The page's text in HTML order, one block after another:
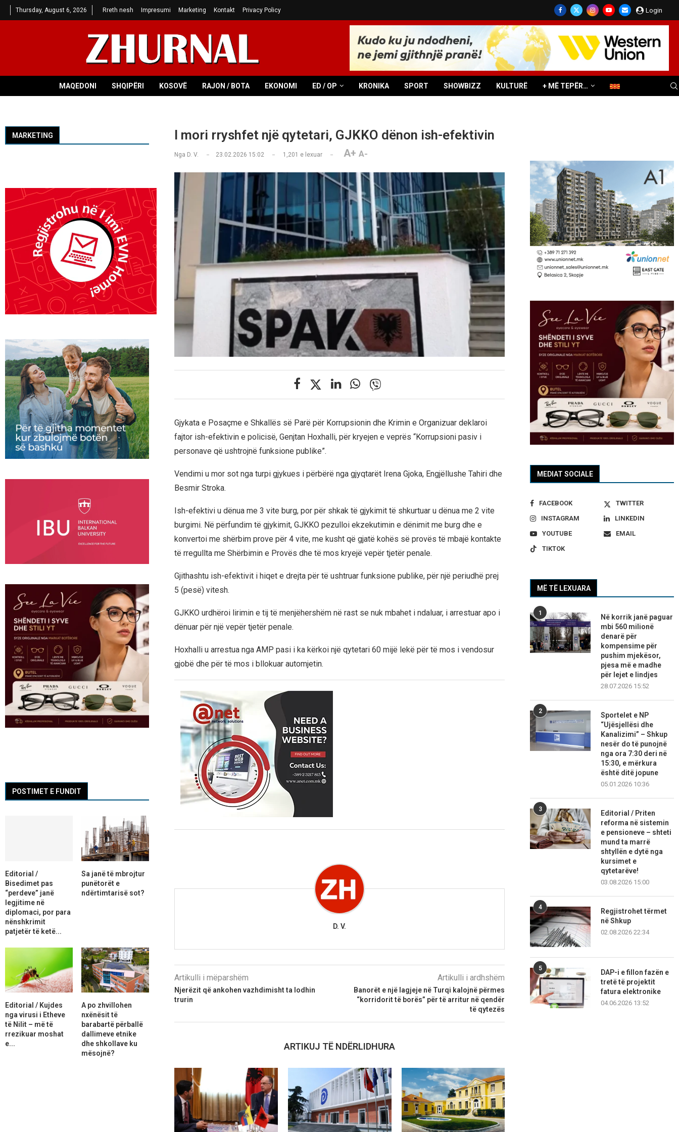
Thursday, August 6, 2026 Rreth nesh Impresumi Marketing Kontakt Privacy Policy Login
MAQEDONI SHQIPËRI KOSOVË RAJON / BOTA EKONOMI ED / OP KRONIKA SPORT SHOWBIZZ KULTURË + MË TEPËR…
I mori rryshfet një qytetari, GJKKO dënon ish-efektivin
Nga D. V. 23.02.2026 15:02 1,201 e lexuar A+ A-
Gjykata e Posaçme e Shkallës së Parë për Korrupsionin dhe Krimin e Organizuar deklaroi
fajtor ish-efektivin e policisë, Genjtan Hoxhalli, për kryejen e veprës “Korrupsioni pasiv i
personave që ushtrojnë funksione publike”.
Vendimi u mor sot nga turpi gjykues i përbërë nga gjyqtarët Irena Gjoka, Engjëllushe Tahiri dhe
Besmir Stroka.
Ish-efektivi u dënua me 3 vite burg, por për shkak të gjykimit të shkurtuar u dënua me 2 vite
burgimi. Në përfundim të gjykimit, GJKKO pezulloi ekzekutimin e dënimit me burg dhe e
konvertoi me shërbim prove për 4 vite, me kusht që gjatë kohës së provës të mbajë kontakte
të rregullta me Shërbimin e Provës dhe të mos kryejë vepër tjetër penale.
Gjithashtu ish-efektivit i hiqet e drejta për të ushtruar funksione publike, për një periudhë prej
5 (pesë) vitesh.
GJKKO urdhëroi lirimin e tij të menjëhershëm në rast se nuk mbahet i ndaluar, i arrestuar apo i
dënuar për një vepër tjetër penale.
Hoxhalli u arrestua nga AMP pasi i ka kërkoi një qytetari 60 mijë lekë për të mos i vendosur
gjobë dhe për të mos i bllokuar automjetin.
D. V.
Artikulli i mëparshëm
Njerëzit që ankohen vazhdimisht ta lodhin
trurin
Artikulli i ardhshëm
Banorët e një lagjeje në Turqi kalojnë përmes
“korridorit të borës” për të arritur në qendër
të qytezës
ARTIKUJ TË NDËRLIDHURA
MEDIAT SOCIALE
FACEBOOK
TWITTER
INSTAGRAM
LINKEDIN
YOUTUBE
EMAIL
TIKTOK
MË TË LEXUARA
1
Në korrik janë paguar
mbi 560 milionë
denarë për
kompensime për
pushim mjekësor,
pjesa më e madhe
për lejet e lindjes
28.07.2026 15:52
2
Sportelet e NP
“Ujësjellësi dhe
Kanalizimi” – Shkup
nesër do të punojnë
nga ora 7:30 deri në
15:30, e mërkura
është ditë jopune
05.01.2026 10:36
3
Editorial / Priten
reforma në sistemin
e pensioneve – shteti
mund ta marrë
shtyllën e dytë nga
kursimet e
qytetarëve!
03.08.2026 15:00
4
Regjistrohet tërmet
në Shkup
02.08.2026 22:34
5
DAP-i e fillon fazën e
tretë të projektit
fatura elektronike
04.06.2026 13:52
MARKETING
POSTIMET E FUNDIT
Editorial /
Bisedimet pas
“perdeve” janë
legjitime në
diplomaci, por para
nënshkrimit
patjetër të ketë...
Sa janë të mbrojtur
punëtorët e
ndërtimtarisë sot?
Editorial / Kujdes
nga virusi i Etheve
të Nilit – më të
rrezikuar moshat
e...
A po zhvillohen
nxënësit të
barabartë përballë
dallimeve etnike
dhe shkollave ku
mësojnë?